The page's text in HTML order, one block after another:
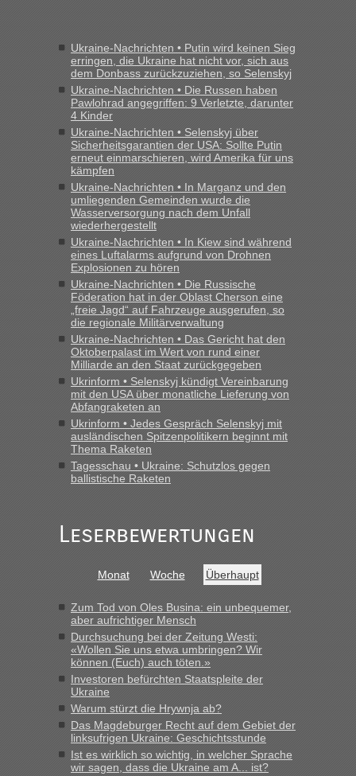
Ukraine-Nachrichten • Putin wird keinen Sieg
erringen, die Ukraine hat nicht vor, sich aus
dem Donbass zurückzuziehen, so Selenskyj
Ukraine-Nachrichten • Die Russen haben
Pawlohrad angegriffen: 9 Verletzte, darunter
4 Kinder
Ukraine-Nachrichten • Selenskyj über
Sicherheitsgarantien der USA: Sollte Putin
erneut einmarschieren, wird Amerika für uns
kämpfen
Ukraine-Nachrichten • In Marganz und den
umliegenden Gemeinden wurde die
Wasserversorgung nach dem Unfall
wiederhergestellt
Ukraine-Nachrichten • In Kiew sind während
eines Luftalarms aufgrund von Drohnen
Explosionen zu hören
Ukraine-Nachrichten • Die Russische
Föderation hat in der Oblast Cherson eine
„freie Jagd“ auf Fahrzeuge ausgerufen, so
die regionale Militärverwaltung
Ukraine-Nachrichten • Das Gericht hat den
Oktoberpalast im Wert von rund einer
Milliarde an den Staat zurückgegeben
Ukrinform • Selenskyj kündigt Vereinbarung
mit den USA über monatliche Lieferung von
Abfangraketen an
Ukrinform • Jedes Gespräch Selenskyj mit
ausländischen Spitzenpolitikern beginnt mit
Thema Raketen
Tagesschau • Ukraine: Schutzlos gegen
ballistische Raketen
Leserbewertungen
Monat Woche Überhaupt
Zum Tod von Oles Busina: ein unbequemer,
aber aufrichtiger Mensch
Durchsuchung bei der Zeitung Westi:
«Wollen Sie uns etwa umbringen? Wir
können (Euch) auch töten.»
Investoren befürchten Staatspleite der
Ukraine
Warum stürzt die Hrywnja ab?
Das Magdeburger Recht auf dem Gebiet der
linksufrigen Ukraine: Geschichtsstunde
Ist es wirklich so wichtig, in welcher Sprache
wir sagen, dass die Ukraine am A... ist?